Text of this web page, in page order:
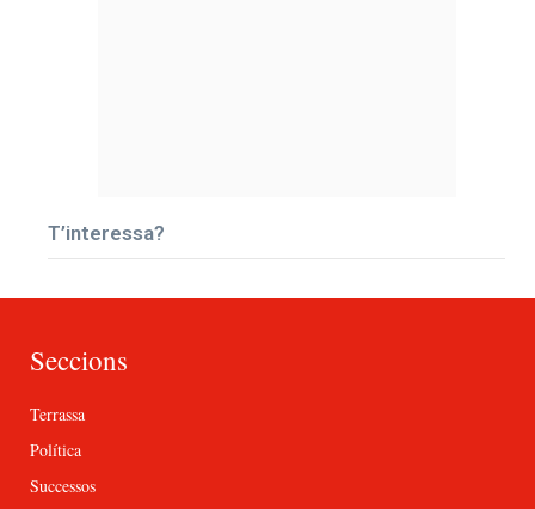
T’interessa?
Seccions
Terrassa
Política
Successos